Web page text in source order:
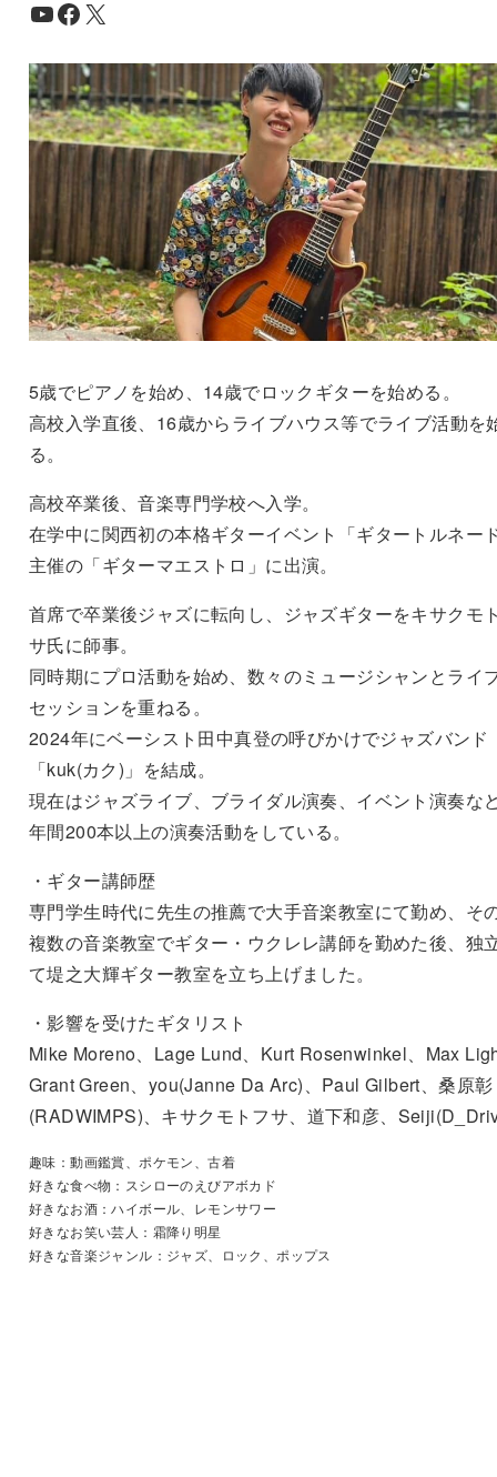
YouTube
Facebook
X
5歳でピアノを始め、14歳でロックギターを始める。
高校入学直後、16歳からライブハウス等でライブ活動を
る。
高校卒業後、音楽専門学校へ入学。
在学中に関西初の本格ギターイベント「ギタートルネー
主催の「ギターマエストロ」に出演。
首席で卒業後ジャズに転向し、ジャズギターをキサクモ
サ氏に師事。
同時期にプロ活動を始め、数々のミュージシャンとライ
セッションを重ねる。
2024年にベーシスト田中真登の呼びかけでジャズバンド
「kuk(カク)」を結成。
現在はジャズライブ、ブライダル演奏、イベント演奏な
年間200本以上の演奏活動をしている。
・ギター講師歴
専門学生時代に先生の推薦で大手音楽教室にて勤め、そ
複数の音楽教室でギター・ウクレレ講師を勤めた後、独
て堤之大輝ギター教室を立ち上げました。
・影響を受けたギタリスト
Mike Moreno、Lage Lund、Kurt Rosenwinkel、Max
Grant Green、you(Janne Da Arc)、Paul Gilbert、桑原彰
(RADWIMPS)、キサクモトフサ、道下和彦、
趣味：動画鑑賞、ポケモン、古着
好きな食べ物：スシローのえびアボカド
好きなお酒：ハイボール、レモンサワー
好きなお笑い芸人：霜降り明星
好きな音楽ジャンル：ジャズ、ロック、ポップス